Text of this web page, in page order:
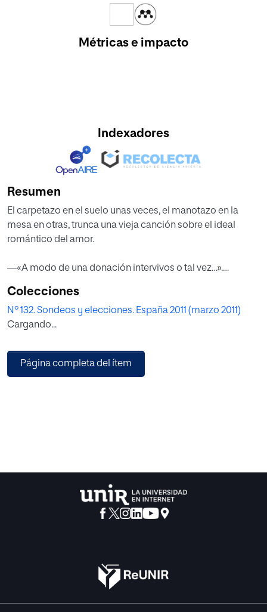
Métricas e impacto
Indexadores
Resumen
El carpetazo en el suelo unas veces, el manotazo en la
mesa en otras, trunca una vieja canción sobre el ideal
romántico del amor.
—«A modo de una donación intervivos o tal vez…».
galantes / ¡Ay que poco resiste un corazón de hielo / a una
flecha de fuego!».
—«¡Como prestación matrimonial!».
antesala de su dormitorio, que se ha llenado en un abrir y
cerrar de ojos de camareras, mayordomos, cotillas,
Colecciones
Nº 132. Sondeos y elecciones. España 2011 (marzo 2011)
Cargando...
Página completa del ítem